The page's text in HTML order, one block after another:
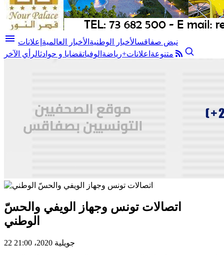
menu نبض صفاقسالأخبار الوطنية الأخبار العالمية إعلانات
متنوعة اعلانات+رياضة الوفياتقضايا و حوادثالرأي الآخر
اتصالات تونس وجهاز الويفي والحسّ
الوطني
22 جويلية 2020، 21:00